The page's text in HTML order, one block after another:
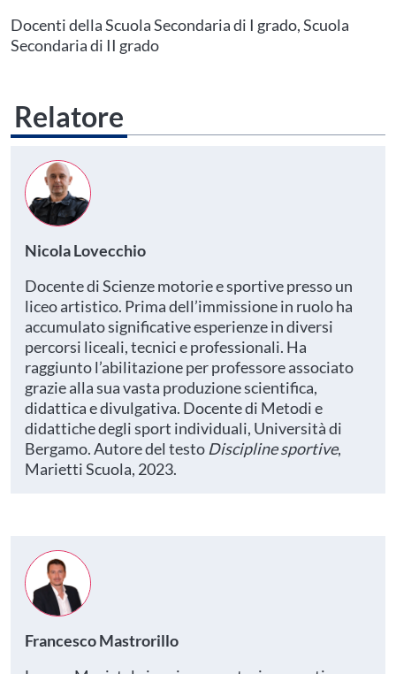
tuo profilo personalePrima di procedere all'iscrizione aggiorna le tue scuole in
Area Personale
Docenti della Scuola Secondaria di I grado, Scuola
Secondaria di II grado
Relatore
Nicola Lovecchio
Docente di Scienze motorie e sportive presso un
liceo artistico. Prima dell’immissione in ruolo ha
accumulato significative esperienze in diversi
percorsi liceali, tecnici e professionali. Ha
raggiunto l’abilitazione per professore associato
grazie alla sua vasta produzione scientifica,
didattica e divulgativa. Docente di Metodi e
didattiche degli sport individuali, Università di
Bergamo. Autore del testo Discipline sportive,
Marietti Scuola, 2023.
Francesco Mastrorillo